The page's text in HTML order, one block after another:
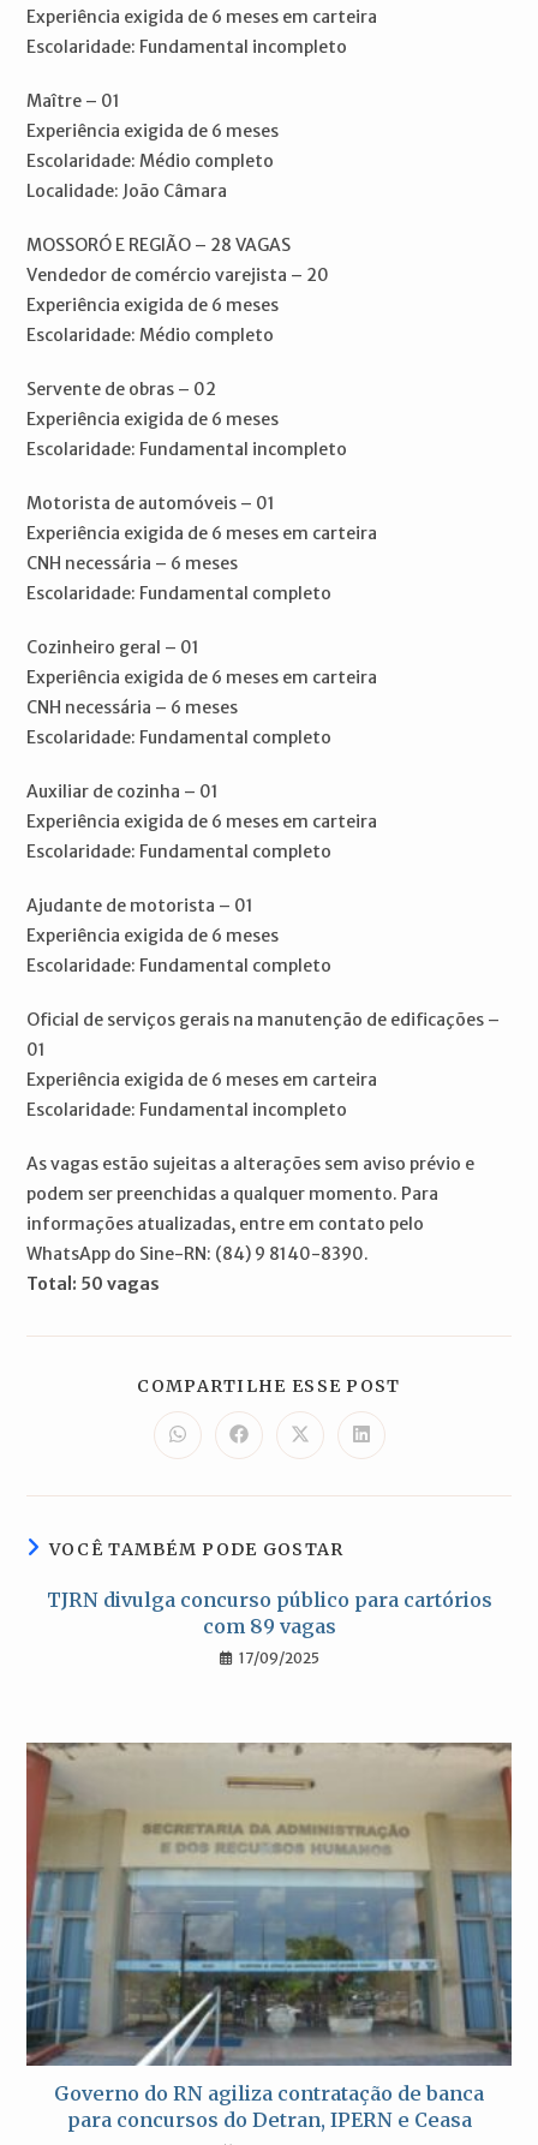
Experiência exigida de 6 meses em carteira
Escolaridade: Fundamental incompleto
Maître – 01
Experiência exigida de 6 meses
Escolaridade: Médio completo
Localidade: João Câmara
MOSSORÓ E REGIÃO – 28 VAGAS
Vendedor de comércio varejista – 20
Experiência exigida de 6 meses
Escolaridade: Médio completo
Servente de obras – 02
Experiência exigida de 6 meses
Escolaridade: Fundamental incompleto
Motorista de automóveis – 01
Experiência exigida de 6 meses em carteira
CNH necessária – 6 meses
Escolaridade: Fundamental completo
Cozinheiro geral – 01
Experiência exigida de 6 meses em carteira
CNH necessária – 6 meses
Escolaridade: Fundamental completo
Auxiliar de cozinha – 01
Experiência exigida de 6 meses em carteira
Escolaridade: Fundamental completo
Ajudante de motorista – 01
Experiência exigida de 6 meses
Escolaridade: Fundamental completo
Oficial de serviços gerais na manutenção de edificações –
01
Experiência exigida de 6 meses em carteira
Escolaridade: Fundamental incompleto
As vagas estão sujeitas a alterações sem aviso prévio e
podem ser preenchidas a qualquer momento. Para
informações atualizadas, entre em contato pelo
WhatsApp do Sine-RN: (84) 9 8140-8390.
Total: 50 vagas
COMPARTILHE ESSE POST
Abre
em
nova
Abre
em
nova
Abre
em
nova
Abre
em
nova
VOCÊ TAMBÉM PODE GOSTAR
TJRN divulga concurso público para cartórios
com 89 vagas
17/09/2025
Governo do RN agiliza contratação de banca
para concursos do Detran, IPERN e Ceasa